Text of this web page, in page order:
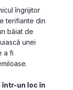
îngrijitor
terifiante din
băiat de
unei
a fi
într-un loc în